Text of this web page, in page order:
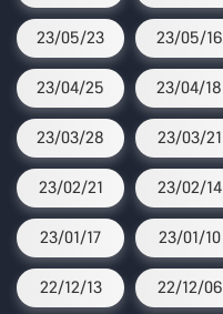
23/05/23 23/05/16
23/04/25 23/04/18
23/03/28 23/03/21
23/02/21 23/02/14
23/01/17 23/01/10
22/12/13 22/12/06